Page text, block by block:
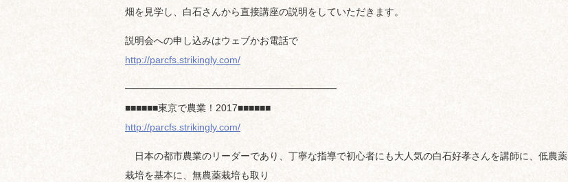
畑を見学し、白石さんから直接講座の説明をしていただきます。
説明会への申し込みはウェブかお電話で
http://parcfs.strikingly.com/
━━━━━━━━━━━━━━━━━━━━━━
■■■■■■東京で農業！2017■■■■■■
http://parcfs.strikingly.com/
日本の都市農業のリーダーであり、丁寧な指導で初心者にも大人気の白石好孝さんを講師に、低農薬
栽培を基本に、無農薬栽培も取り